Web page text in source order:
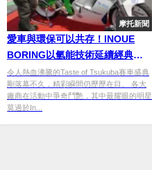
摩托新聞
愛車與環保可以共存！INOUE
BORING以氫能技術延續經典車
款的輝煌
令人熱血沸騰的Taste of Tsukuba賽車盛典
剛落幕不久，精彩瞬間仍歷歷在目。 各大
廠商在活動中爭奇鬥艷，其中最耀眼的明星
莫過於In...